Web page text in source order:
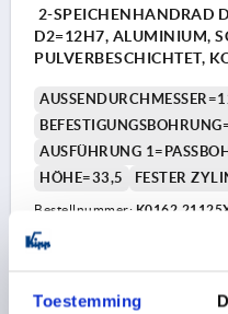
Toestemming
2-SPEICHENHANDRAD
D2=12H7, ALUMINIUM,
PULVERBESCHICHTET,
AUSFÜHRUNG
HÖHE=33,5
FESTER
Bestellnummer:
zzgl. Versandkosten